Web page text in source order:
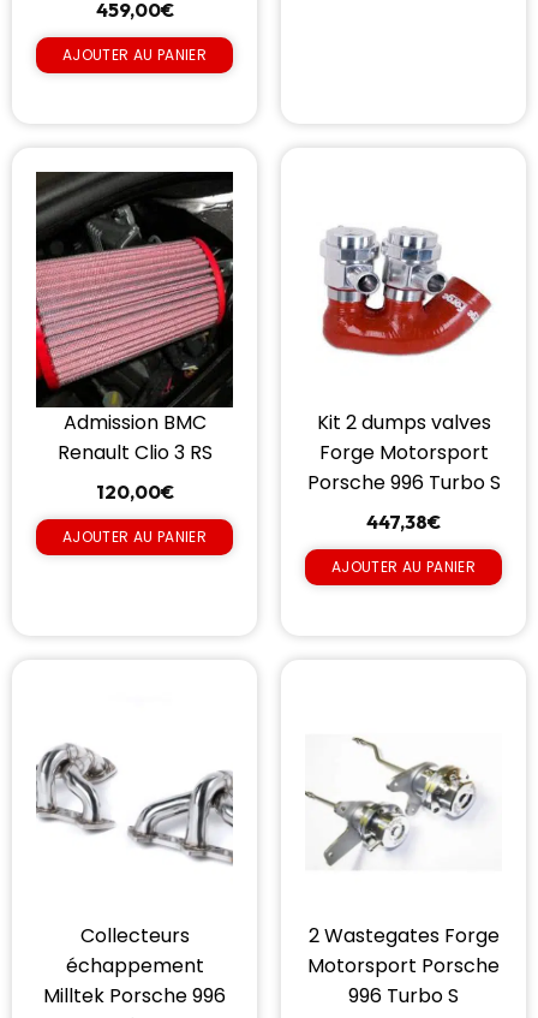
459,00€
AJOUTER AU PANIER
Admission BMC
Renault Clio 3 RS
120,00€
AJOUTER AU PANIER
Kit 2 dumps valves
Forge Motorsport
Porsche 996 Turbo S
447,38€
AJOUTER AU PANIER
Collecteurs
échappement
Milltek Porsche 996
2 Wastegates Forge
Motorsport Porsche
996 Turbo S